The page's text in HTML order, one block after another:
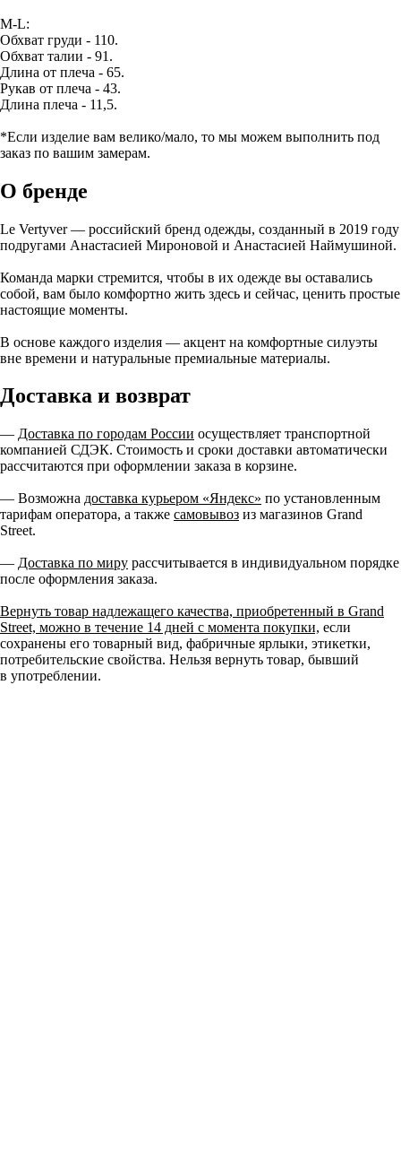
M-L:
Обхват груди - 110.
Обхват талии - 91.
Длина от плеча - 65.
Рукав от плеча - 43.
Длина плеча - 11,5.
*Если изделие вам велико/мало, то мы можем выполнить под
заказ по вашим замерам.
О бренде
Le Vertyver — российский бренд одежды, созданный в 2019 году
подругами Анастасией Мироновой и Анастасией Наймушиной.
Команда марки стремится, чтобы в их одежде вы оставались
собой, вам было комфортно жить здесь и сейчас, ценить простые
настоящие моменты.
В основе каждого изделия — акцент на комфортные силуэты
вне времени и натуральные премиальные материалы.
Доставка и возврат
— Доставка по городам России осуществляет транспортной
компанией СДЭК. Стоимость и сроки доставки автоматически
рассчитаются при оформлении заказа в корзине.
— Возможна доставка курьером «Яндекс» по установленным
тарифам оператора, а также самовывоз из магазинов Grand
Street.
— Доставка по миру рассчитывается в индивидуальном порядке
после оформления заказа.
Вернуть товар надлежащего качества, приобретенный в Grand
Street, можно в течение 14 дней с момента покупки, если
сохранены его товарный вид, фабричные ярлыки, этикетки,
потребительские свойства. Нельзя вернуть товар, бывший
в употреблении.